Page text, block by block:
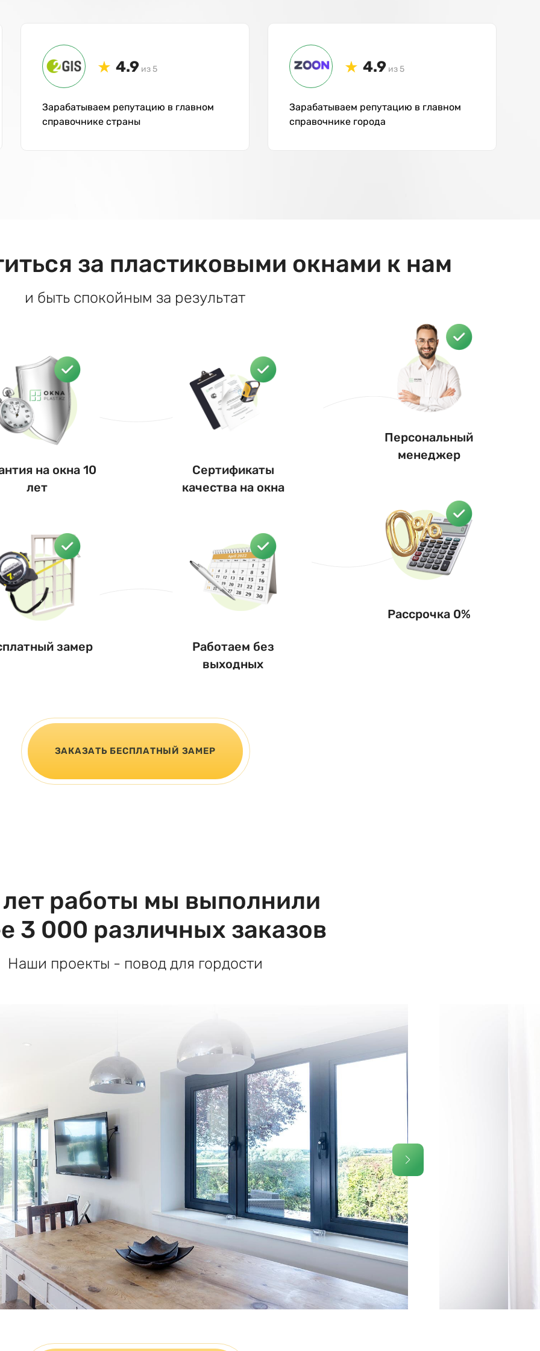
4.9 из 5
Зарабатываем репутацию в главном
справочнике страны
4.9 из 5
Зарабатываем репутацию в главном
справочнике города
за пластиковыми окнами к нам
и быть спокойным за результат
на окна 10
лет
Сертификаты
качества на окна
Персональный
менеджер
замер
Работаем без
выходных
Рассрочка 0%
ЗАКАЗАТЬ БЕСПЛАТНЫЙ ЗАМЕР
лет работы мы выполнили
3 000 различных заказов
Наши проекты - повод для гордости